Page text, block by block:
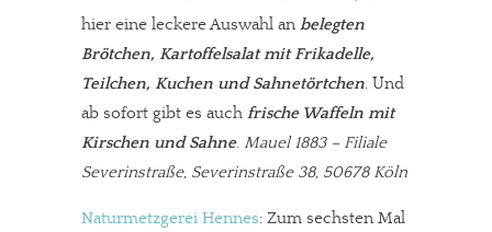
hier eine leckere Auswahl an belegten
Brötchen, Kartoffelsalat mit Frikadelle,
Teilchen, Kuchen und Sahnetörtchen. Und
ab sofort gibt es auch frische Waffeln mit
Kirschen und Sahne. Mauel 1883 – Filiale
Severinstraße, Severinstraße 38, 50678 Köln
Naturmetzgerei Hennes: Zum sechsten Mal